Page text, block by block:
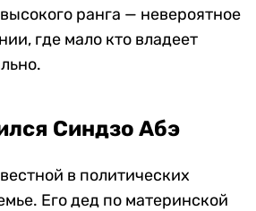
ранга — невероятное
где мало кто владеет
Синдзо Абэ
в политических
Его дед по материнской